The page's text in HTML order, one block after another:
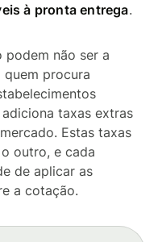
à pronta entrega.
podem não ser a
procura
taxas extras
Estas taxas
outro, e cada
de aplicar as
a cotação.